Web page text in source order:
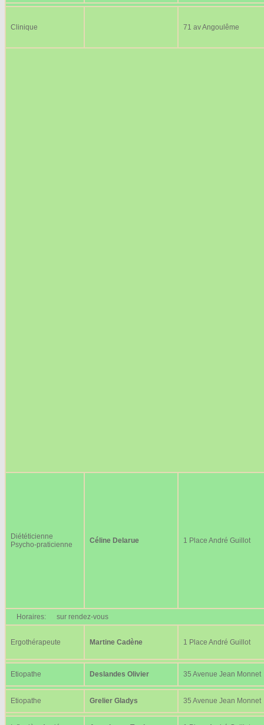
Clinique 71 av Angoulême
Diététicienne
Psycho-praticienne
Céline Delarue 1 Place André Guillot
Horaires: sur rendez-vous
Ergothérapeute Martine Cadène 1 Place André Guillot
Etiopathe Deslandes Olivier 35 Avenue Jean Monnet
Etiopathe Grelier Gladys 35 Avenue Jean Monnet